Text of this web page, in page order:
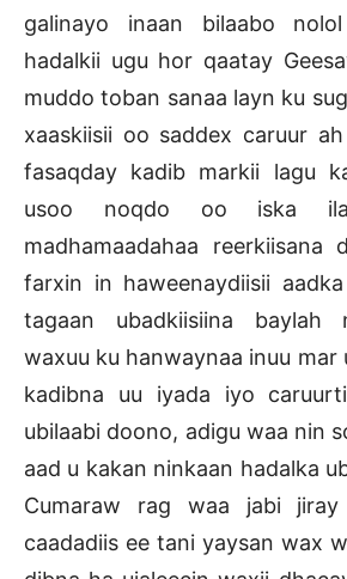
galinayo inaan bilaabo
hadalkii ugu hor qaatay
muddo toban sanaa layn ku
xaaskiisii oo saddex caruur
fasaqday kadib markii lagu
usoo noqdo oo iska
madhamaadahaa reerkiisana
farxin in haweenaydiisii
tagaan ubadkiisiina baylah
waxuu ku hanwaynaa inuu
kadibna uu iyada iyo
ubilaabi doono, adigu waa nin
aad u kakan ninkaan hadalka
Cumaraw rag waa jabi jiray
caadadiis ee tani yaysan wax